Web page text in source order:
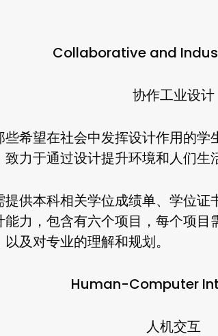
Collaborative and
协作工业设计
些希望在社会中发挥设计作用的
力于通过设计提升环境和人们生
提供本科相关学位成绩单、学位
力，包含有六个项目，每个项
及对专业的理解和规划。
Human-Computer
人机交互